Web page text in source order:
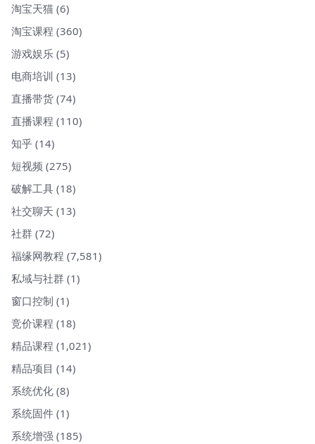
淘宝天猫 (6)
淘宝课程 (360)
游戏娱乐 (5)
电商培训 (13)
直播带货 (74)
直播课程 (110)
知乎 (14)
短视频 (275)
破解工具 (18)
社交聊天 (13)
社群 (72)
福缘网教程 (7,581)
私域与社群 (1)
窗口控制 (1)
竞价课程 (18)
精品课程 (1,021)
精品项目 (14)
系统优化 (8)
系统固件 (1)
系统增强 (185)